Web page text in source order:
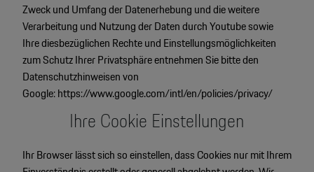
Zweck und Umfang der Datenerhebung und die weitere
Verarbeitung und Nutzung der Daten durch Youtube sowie
Ihre diesbezüglichen Rechte und Einstellungsmöglichkeiten
zum Schutz Ihrer Privatsphäre entnehmen Sie bitte den
Datenschutzhinweisen von
Google:https://www.google.com/intl/en/policies/privacy/
Ihre Cookie Einstellungen
Ihr Browser lässt sich so einstellen, dass Cookies nur mit Ihrem